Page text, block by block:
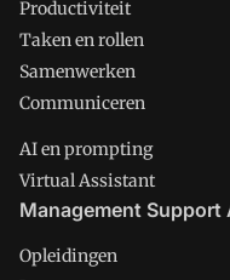
Productiviteit
Taken en rollen
Samenwerken
Communiceren
AI en prompting
Virtual Assistant
Management Support
Opleidingen